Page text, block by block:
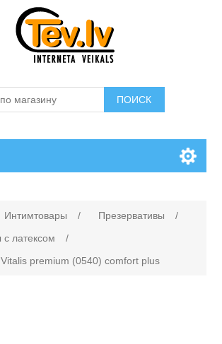
ПОИСК
Интимтовары / Презервативы
/
с латексом
/
premium (0540) comfort plus